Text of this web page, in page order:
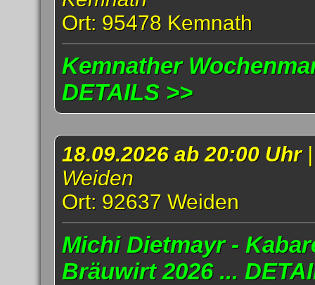
Ort: 95478 Kemnath
Kemnather
DETAILS >>
18.09.2026 ab 20:00 Uhr
Weiden
Ort: 92637 Weiden
Michi Dietmayr -
Bräuwirt 2026 ...